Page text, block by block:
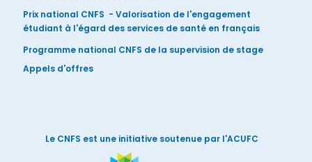
Prix national CNFS - Valorisation de l'engagement
étudiant à l'égard des services de santé en français
Programme national CNFS de la supervision de stage
Appels d'offres
Le CNFS est une initiative soutenue par l'ACUFC